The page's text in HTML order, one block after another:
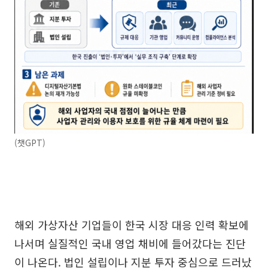
(챗GPT)
해외 가상자산 기업들이 한국 시장 대응 인력 확보에
나서며 실질적인 국내 영업 채비에 들어갔다는 진단
이 나온다. 법인 설립이나 지분 투자 중심으로 드러났